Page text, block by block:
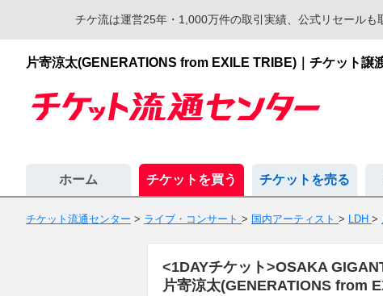
チケ流は運営25年・1,000万件の取引実績、公式リセール
片寄涼太(GENERATIONS from EXILE TRIBE)｜チケット譲
ホーム チケットを買う チケットを売る
チケット流通センター > ライブ・コンサート > 国内アーティスト > LDH >
<1DAYチケット>OSAKA
片寄涼太(GENERATIONS from